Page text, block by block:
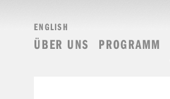
ENGLISH
ÜBER UNS PROGRAMM